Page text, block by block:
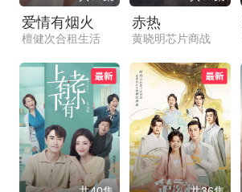
爱情有烟火
檀健次合租生活
赤热
黄晓明芯片商战